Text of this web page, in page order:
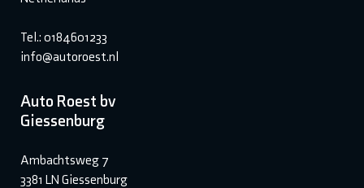
Tel.: 0184601233
info@autoroest.nl
Auto Roest bv
Giessenburg
Ambachtsweg 7
3381 LN Giessenburg